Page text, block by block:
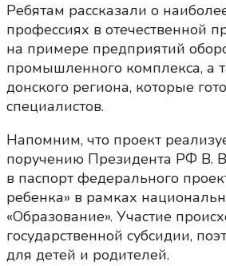
Ребятам рассказали о
профессиях в отечественной
на примере предприятий
промышленного комплекса, а
донского региона, которые
специалистов.
Напомним, что проект
поручению Президента РФ В.
в паспорт федерального
ребенка» в рамках
«Образование». Участие
государственной субсидии,
для детей и родителей.